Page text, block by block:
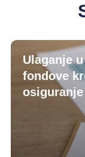
Ulaganje
fondove
osiguranje